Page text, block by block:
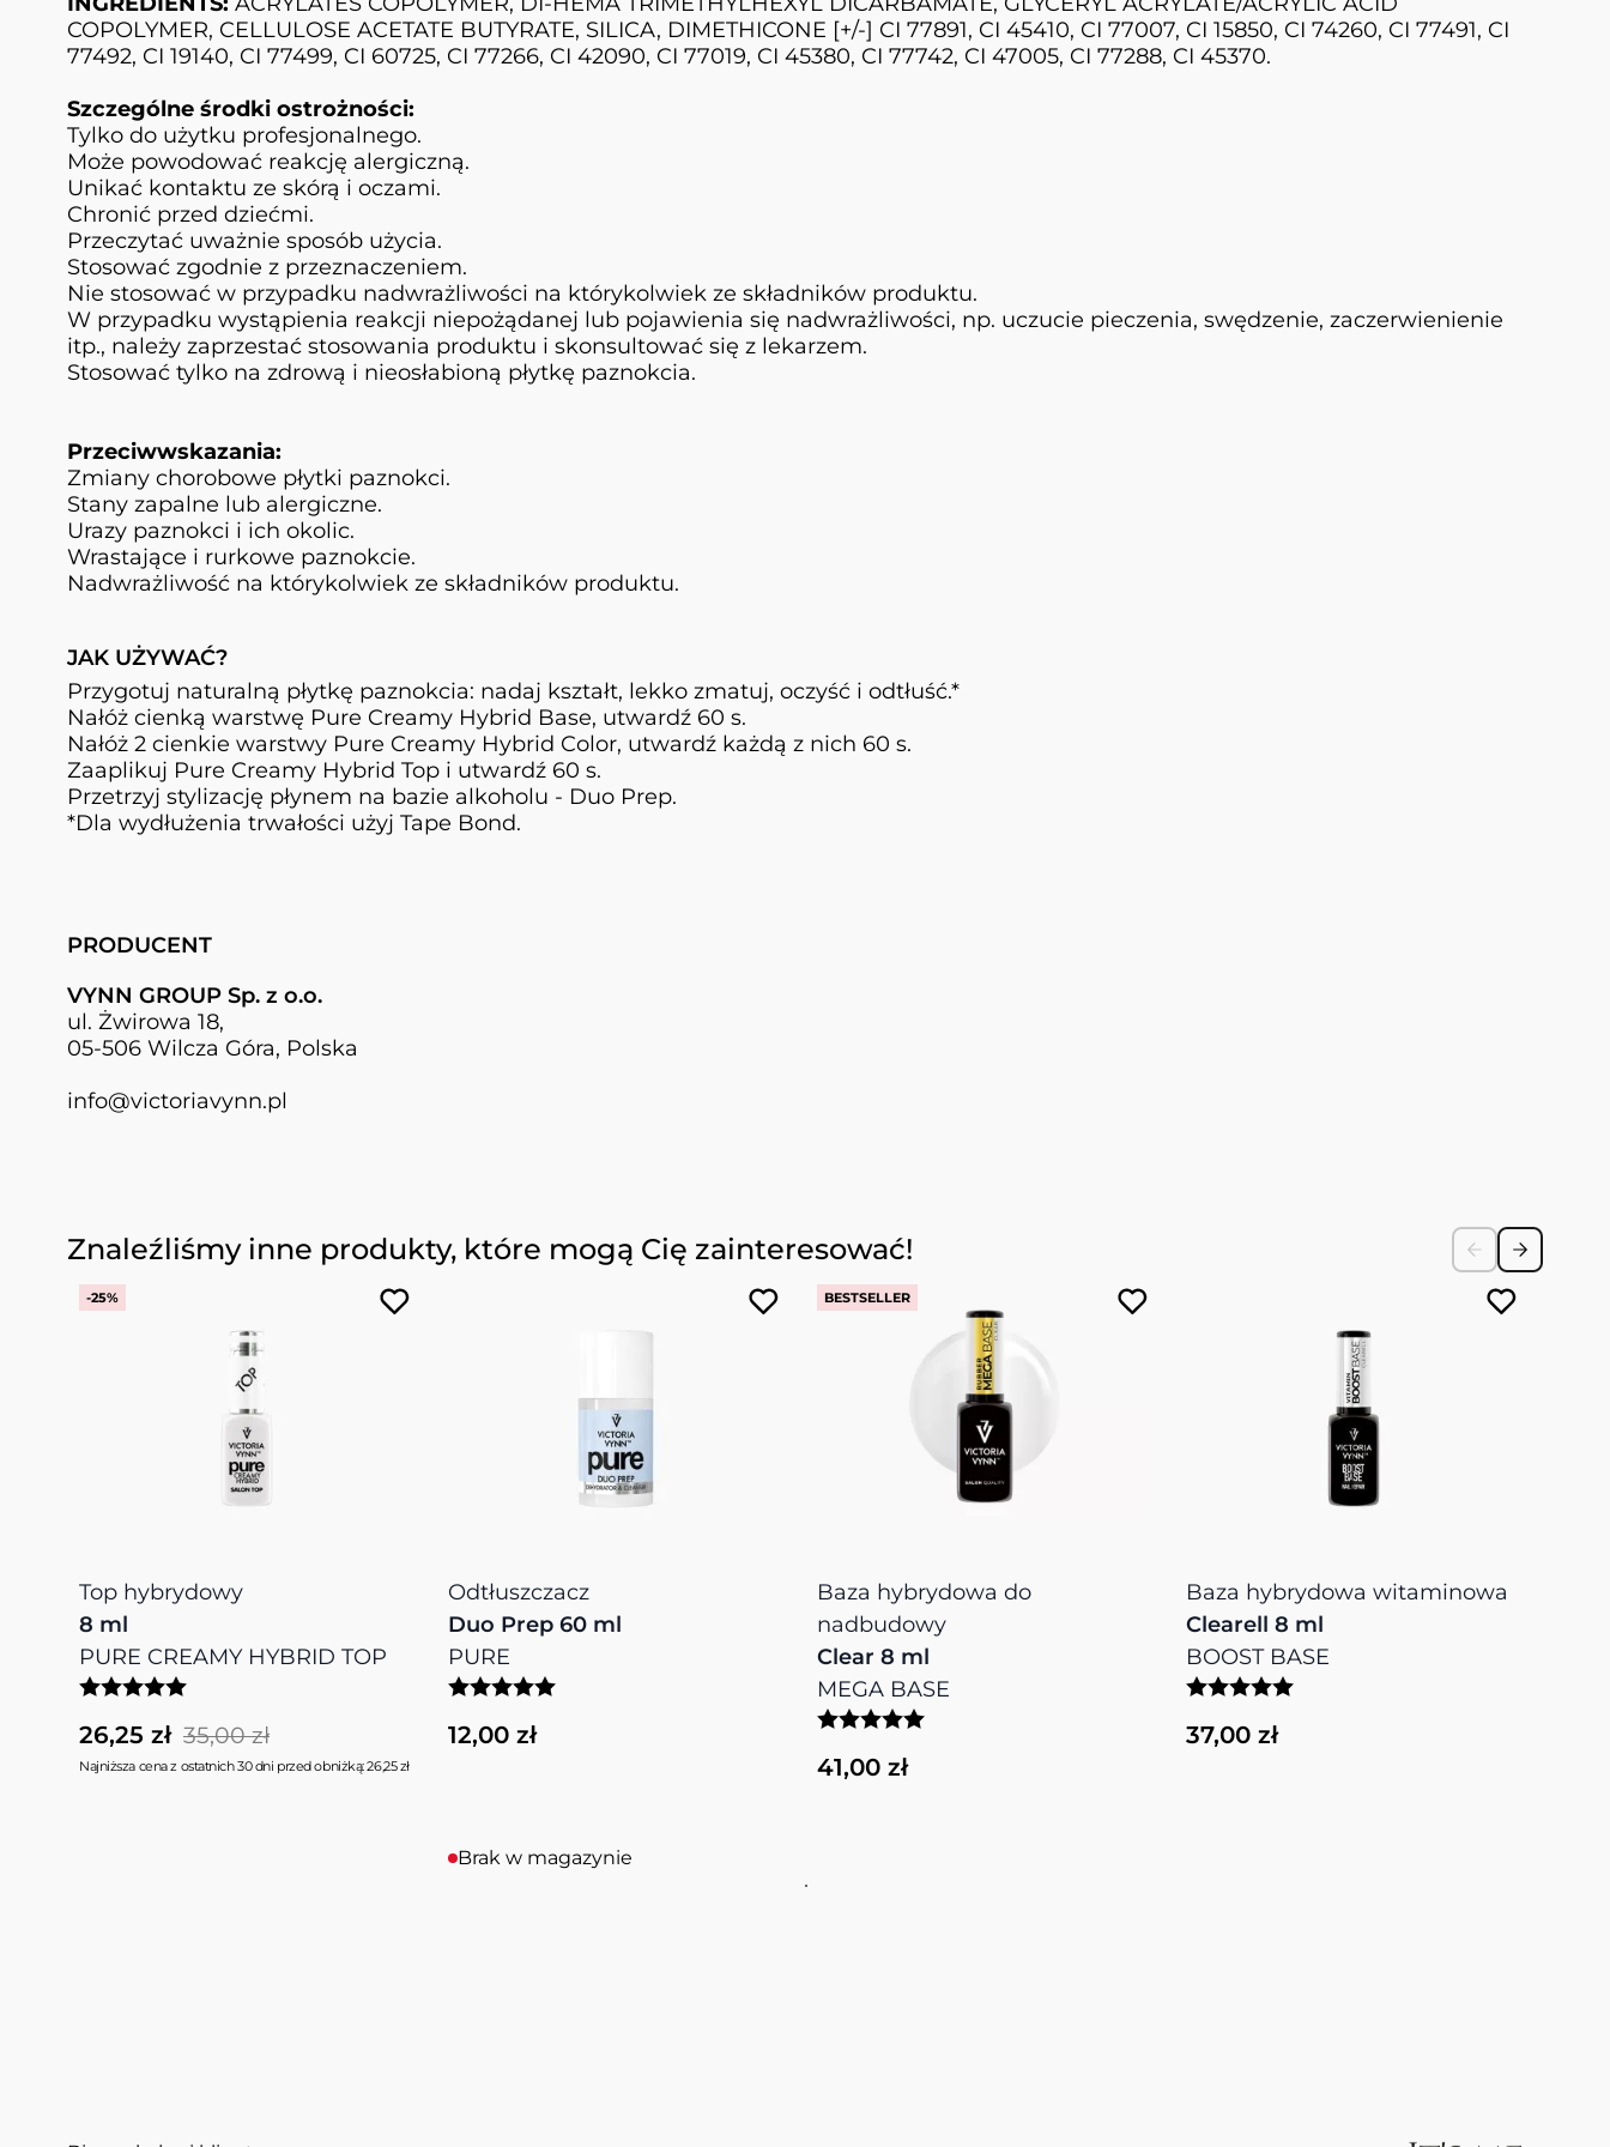
COPOLYMER, CELLULOSE ACETATE BUTYRATE, SILICA, DIMETHICONE [+/-] CI 77891, CI 45410, CI 77007, CI 15850, CI 74260, CI 77491, CI
77492, CI 19140, CI 77499, CI 60725, CI 77266, CI 42090, CI 77019, CI 45380, CI 77742, CI 47005, CI 77288, CI 45370.
Szczególne środki ostrożności:
Tylko do użytku profesjonalnego.
Może powodować reakcję alergiczną.
Unikać kontaktu ze skórą i oczami.
Chronić przed dziećmi.
Przeczytać uważnie sposób użycia.
Stosować zgodnie z przeznaczeniem.
Nie stosować w przypadku nadwrażliwości na którykolwiek ze składników produktu.
W przypadku wystąpienia reakcji niepożądanej lub pojawienia się nadwrażliwości, np. uczucie pieczenia, swędzenie, zaczerwienienie
itp., należy zaprzestać stosowania produktu i skonsultować się z lekarzem.
Stosować tylko na zdrową i nieosłabioną płytkę paznokcia.
Przeciwwskazania:
Zmiany chorobowe płytki paznokci.
Stany zapalne lub alergiczne.
Urazy paznokci i ich okolic.
Wrastające i rurkowe paznokcie.
Nadwrażliwość na którykolwiek ze składników produktu.
JAK UŻYWAĆ?
Przygotuj naturalną płytkę paznokcia: nadaj kształt, lekko zmatuj, oczyść i odtłuść.*
Nałóż cienką warstwę Pure Creamy Hybrid Base, utwardź 60 s.
Nałóż 2 cienkie warstwy Pure Creamy Hybrid Color, utwardź każdą z nich 60 s.
Zaaplikuj Pure Creamy Hybrid Top i utwardź 60 s.
Przetrzyj stylizację płynem na bazie alkoholu - Duo Prep.
*Dla wydłużenia trwałości użyj Tape Bond.
PRODUCENT
VYNN GROUP Sp. z o.o.
ul. Żwirowa 18,
05-506 Wilcza Góra, Polska
info@victoriavynn.pl
Naciśnij, aby pominąć karuzelę
Znaleźliśmy inne produkty, które mogą Cię zainteresować!
-25%
Top hybrydowy
8 ml
PURE CREAMY HYBRID TOP
26,25 zł 35,00 zł
Najniższa cena z ostatnich 30 dni przed obniżką: 26,25 zł
Odtłuszczacz
Duo Prep 60 ml
PURE
12,00 zł
Brak w magazynie
BESTSELLER
Baza hybrydowa do
nadbudowy
Clear 8 ml
MEGA BASE
41,00 zł
Baza hybrydowa witaminowa
Clearell 8 ml
BOOST BASE
37,00 zł